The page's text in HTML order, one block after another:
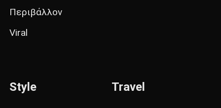
Περιβάλλον
Viral
Style Travel